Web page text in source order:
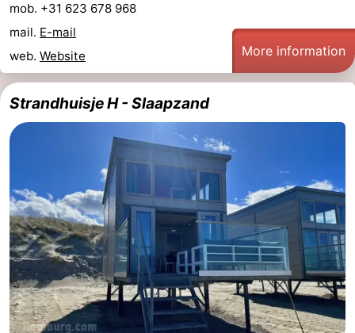
mob. +31 623 678 968
mail. E-mail
web. Website More information
Strandhuisje H - Slaapzand